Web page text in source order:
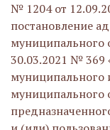
№ 1204 от
постановление
муниципального
30.03.2021 № 369
муниципального
муниципального